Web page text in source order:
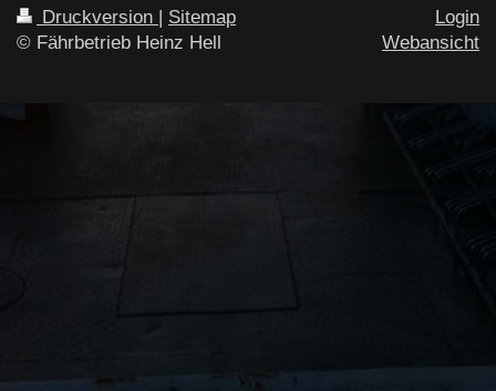
Druckversion | Sitemap
© Fährbetrieb Heinz Hell
Login
Webansicht